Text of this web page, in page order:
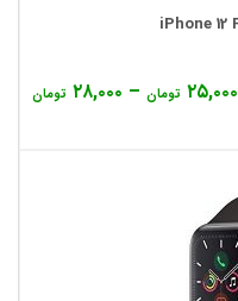
۲۵,۰۰۰ تومان – ۲۸,۰۰۰ تومان